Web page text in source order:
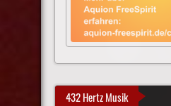
432 Hertz Musik